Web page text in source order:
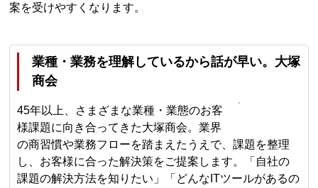
案を受けやすくなります。
業種・業務を理解しているから話が早い。大塚
商会
45年以上、さまざまな業種・業態のお客
様課題に向き合ってきた大塚商会。業界
の商習慣や業務フローを踏まえたうえで、課題を整理
し、お客様に合った解決策をご提案します。「自社の
課題の解決方法を知りたい」「どんなITツールがあるの